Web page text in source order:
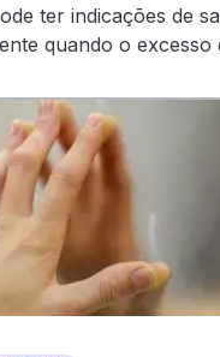
ter indicações de
quando o excesso